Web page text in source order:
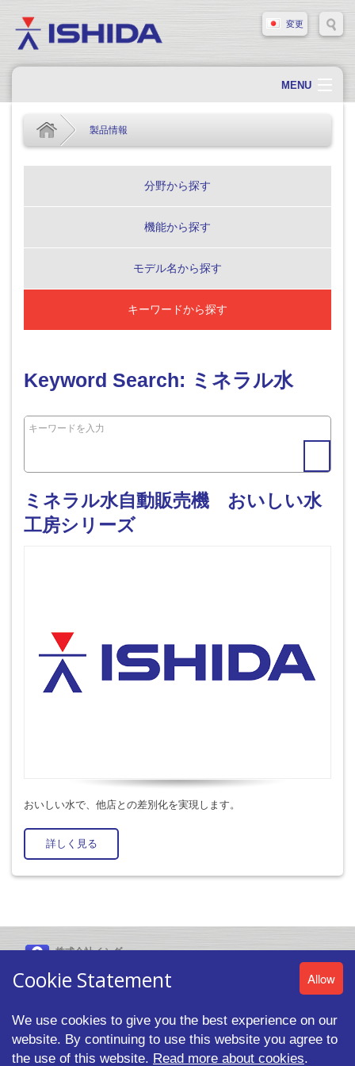
変更
MENU
会社概要
製品情報
新着情報
製品情報
分野から探す
機能から探す
モデル名から探す
キーワードから探す
Keyword Search: ミネラル水
ミネラル水自動販売機 おいしい水
工房シリーズ
おいしい水で、他店との差別化を実現します。
詳しく見る
株式会社イシダ
© 2026 ISHIDA CO.,LTD. All rights reserved. |プライバシーポリシ
ー
Cookie Statement Allow
We use cookies to give you the best experience on our
website. By continuing to use this website you agree to
the use of this website. Read more about cookies.